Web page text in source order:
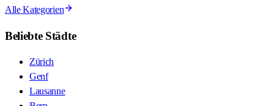
Alle Kategorien
Beliebte Städte
Zürich
Genf
Lausanne